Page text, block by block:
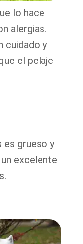
lo hace
alergias.
cuidado y
el pelaje
es grueso y
excelente